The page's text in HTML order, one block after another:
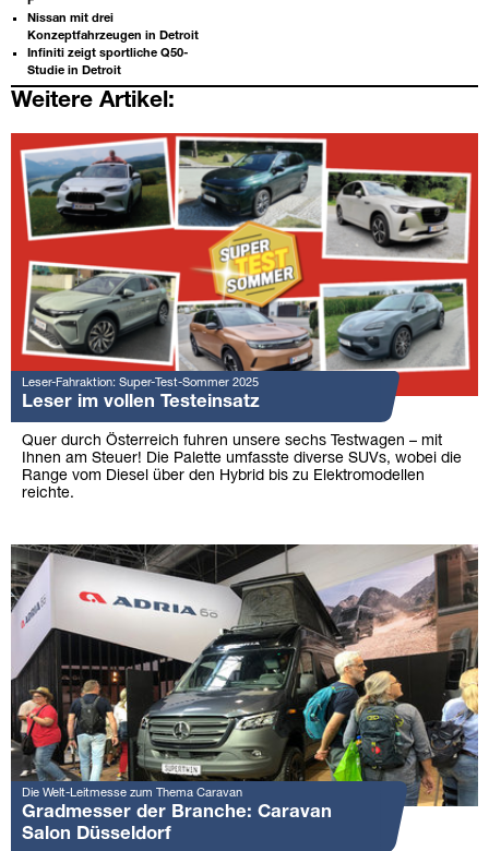
Nissan mit drei
Konzeptfahrzeugen in Detroit
Infiniti zeigt sportliche Q50-
Studie in Detroit
Weitere Artikel:
Leser-Fahraktion: Super-Test-Sommer 2025
Leser im vollen Testeinsatz
Quer durch Österreich fuhren unsere sechs Testwagen – mit
Ihnen am Steuer! Die Palette umfasste diverse SUVs, wobei die
Range vom Diesel über den Hybrid bis zu Elektromodellen
reichte.
Die Welt-Leitmesse zum Thema Caravan
Gradmesser der Branche: Caravan
Salon Düsseldorf